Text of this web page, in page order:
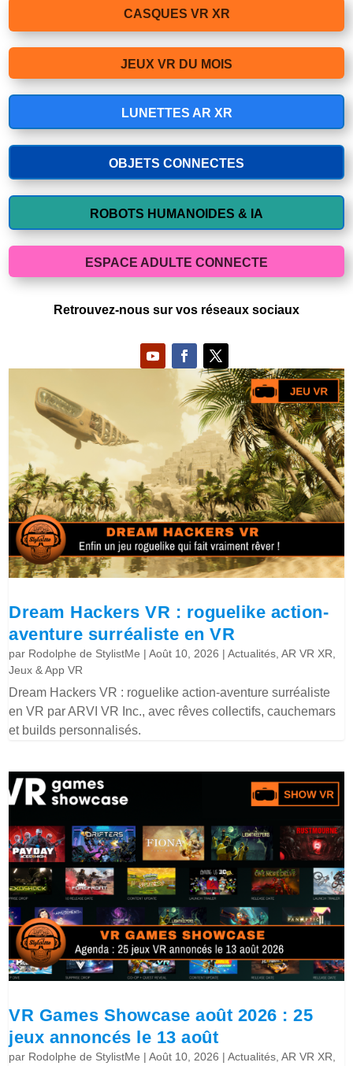
CASQUES VR XR
JEUX VR DU MOIS
LUNETTES AR XR
OBJETS CONNECTES
ROBOTS HUMANOIDES & IA
ESPACE ADULTE CONNECTE
Retrouvez-nous sur vos réseaux sociaux
Dream Hackers VR : roguelike action-
aventure surréaliste en VR
par Rodolphe de StylistMe |Août 10, 2026 |Actualités,AR VR XR,
Jeux & App VR
Dream Hackers VR : roguelike action-aventure surréaliste
en VR par ARVI VR Inc., avec rêves collectifs, cauchemars
et builds personnalisés.
VR Games Showcase août 2026 : 25
jeux annoncés le 13 août
par Rodolphe de StylistMe |Août 10, 2026 |Actualités,AR VR XR,